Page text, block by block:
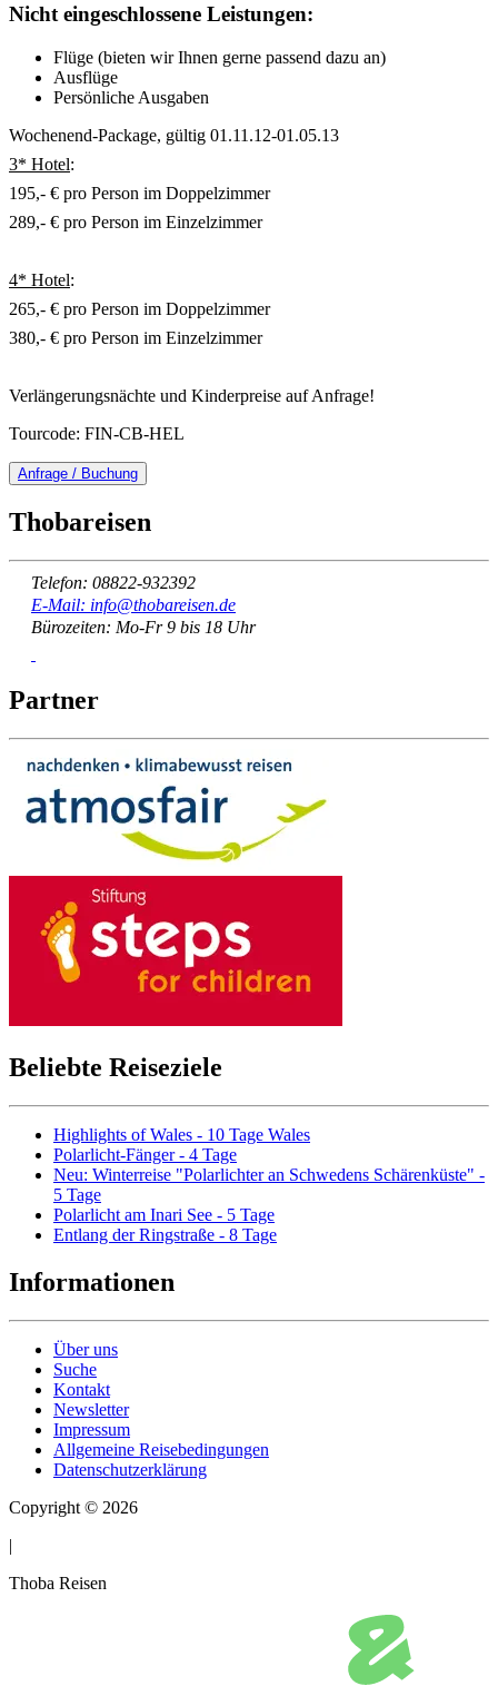
Nicht eingeschlossene Leistungen:
Flüge (bieten wir Ihnen gerne passend dazu an)
Ausflüge
Persönliche Ausgaben
Wochenend-Package, gültig 01.11.12-01.05.13
3* Hotel:
195,- € pro Person im Doppelzimmer
289,- € pro Person im Einzelzimmer
4* Hotel:
265,- € pro Person im Doppelzimmer
380,- € pro Person im Einzelzimmer
Verlängerungsnächte und Kinderpreise auf Anfrage!
Tourcode: FIN-CB-HEL
Anfrage / Buchung
Thobareisen
Telefon: 08822-932392
E-Mail: info@thobareisen.de
Bürozeiten: Mo-Fr 9 bis 18 Uhr
Partner
Beliebte Reiseziele
Highlights of Wales - 10 Tage Wales
Polarlicht-Fänger - 4 Tage
Neu: Winterreise "Polarlichter an Schwedens Schärenküste" -
5 Tage
Polarlicht am Inari See - 5 Tage
Entlang der Ringstraße - 8 Tage
Informationen
Über uns
Suche
Kontakt
Newsletter
Impressum
Allgemeine Reisebedingungen
Datenschutzerklärung
Copyright © 2026
|
Thoba Reisen